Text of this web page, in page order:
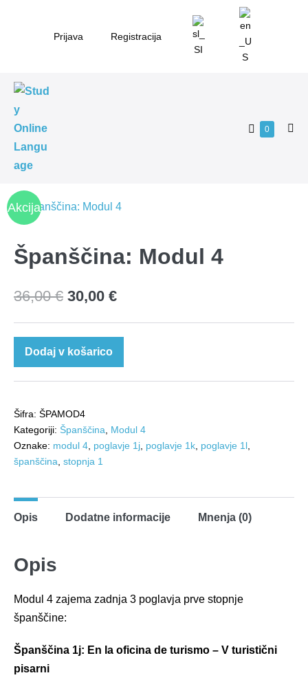
Prijava Registracija
Shopping
0Items
Akcija
!
Španščina: Modul 4
36,00€ Izvirna
cena
je
bila:
30,00 €Trenutna
cena
30,00 €.
Španščina:
4
Dodaj v košarico
Šifra: ŠPAMOD4
Kategoriji: Španščina
Modul 4
Oznake: modul 4 poglavje 1j poglavje 1k poglavje 1l
španščina stopnja 1
Opis Dodatne informacije Mnenja (0)
Opis
Modul 4 zajema zadnja 3 poglavja prve stopnje
španščine:
Španščina 1j: En la oficina de turismo – V turistični
pisarni